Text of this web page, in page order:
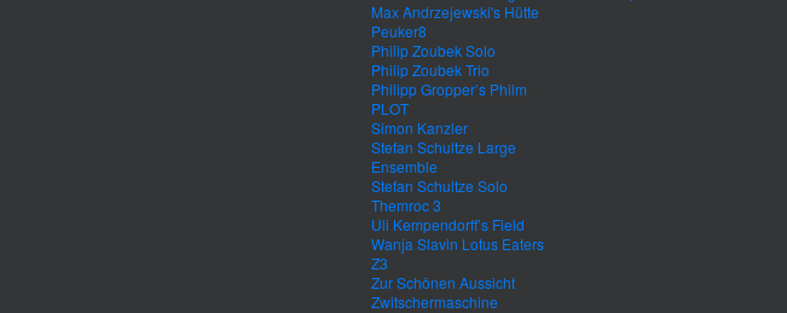
Max Andrzejewski's Hütte
Peuker8
Philip Zoubek Solo
Philip Zoubek Trio
Philipp Gropper’s Philm
PLOT
Simon Kanzler
Stefan Schultze Large
Ensemble
Stefan Schultze Solo
Themroc 3
Uli Kempendorff’s Field
Wanja Slavin Lotus Eaters
Z3
Zur Schönen Aussicht
Zwitschermaschine